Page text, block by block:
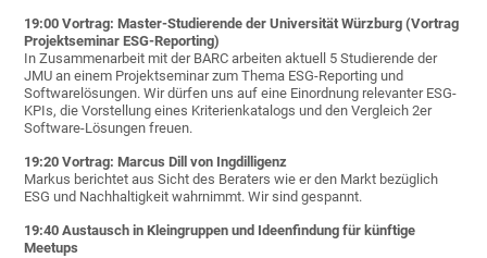
19:00 Vortrag: Master-Studierende der Universität Würzburg (Vortrag
Projektseminar ESG-Reporting)
In Zusammenarbeit mit der BARC arbeiten aktuell 5 Studierende der
JMU an einem Projektseminar zum Thema ESG-Reporting und
Softwarelösungen. Wir dürfen uns auf eine Einordnung relevanter ESG-
KPIs, die Vorstellung eines Kriterienkatalogs und den Vergleich 2er
Software-Lösungen freuen.
19:20 Vortrag: Marcus Dill von Ingdilligenz
Markus berichtet aus Sicht des Beraters wie er den Markt bezüglich
ESG und Nachhaltigkeit wahrnimmt. Wir sind gespannt.
19:40 Austausch in Kleingruppen und Ideenfindung für künftige
Meetups